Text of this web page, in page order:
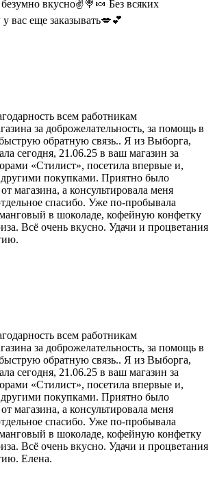
вкусно✌🍭🍬 Без всяких
вас еще заказывать💋💕
всем работникам
за доброжелательность, за помощь в
обратную связь.. Я из Выборга,
сегодня, 21.06.25 в ваш магазин за
«Стилист», посетила впервые и,
покупками. Приятно было
магазина, а консультировала меня
спасибо. Уже по-пробывала
в шоколаде, кофейную конфетку
Всё очень вкусно. Удачи и процветания
всем работникам
за доброжелательность, за помощь в
обратную связь.. Я из Выборга,
сегодня, 21.06.25 в ваш магазин за
«Стилист», посетила впервые и,
покупками. Приятно было
магазина, а консультировала меня
спасибо. Уже по-пробывала
в шоколаде, кофейную конфетку
Всё очень вкусно. Удачи и процветания
Елена.